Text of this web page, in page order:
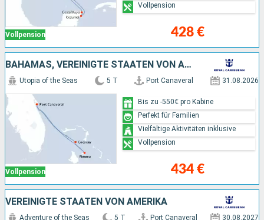
Vollpension 428 €
Vollpension
BAHAMAS, VEREINIGTE STAATEN VON AMERIKA
Vollpension
Utopia of the Seas 5 T Port Canaveral 31.08.2026
434 €
Bis zu -550€ pro Kabine
Perfekt für Familien
Vielfältige Aktivitäten inklusive
Vollpension
VEREINIGTE STAATEN VON AMERIKA
Adventure of the Seas 5 T Port Canaveral 30.08.2027